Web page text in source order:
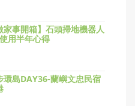
家事開箱】石頭掃地機器人
用半年心得
環島DAY36-蘭嶼文忠民宿